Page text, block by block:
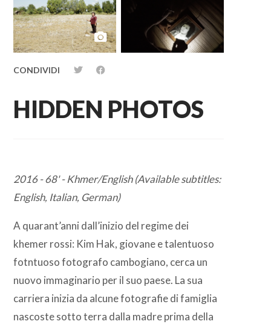
1
hour,
8
minutes,
12
CONDIVIDI
HIDDEN PHOTOS
2016 - 68' - Khmer/English (Available subtitles:
English, Italian, German)
A quarant’anni dall’inizio del regime dei
khemer rossi: Kim Hak, giovane e talentuoso
fotntuoso fotografo cambogiano, cerca un
nuovo immaginario per il suo paese. La sua
carriera inizia da alcune fotografie di famiglia
nascoste sotto terra dalla madre prima della